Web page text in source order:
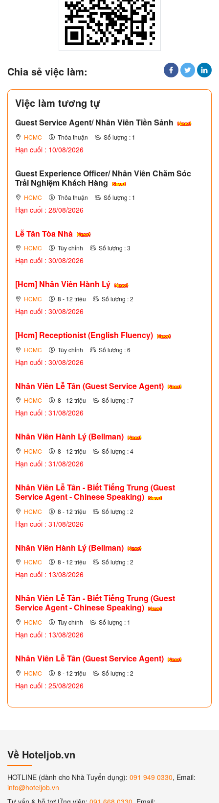
Chia sẻ việc làm:
Việc làm tương tự
Guest Service Agent/ Nhân Viên Tiền Sảnh
HCMC Thỏa thuận Số lượng : 1
Hạn cuối : 10/08/2026
Guest Experience Officer/ Nhân Viên Chăm Sóc
Trải Nghiệm Khách Hàng
HCMC Thỏa thuận Số lượng : 1
Hạn cuối : 28/08/2026
Lễ Tân Tòa Nhà
HCMC Tùy chỉnh Số lượng : 3
Hạn cuối : 30/08/2026
[Hcm] Nhân Viên Hành Lý
HCMC 8 - 12 triệu Số lượng : 2
Hạn cuối : 30/08/2026
[Hcm] Receptionist (English Fluency)
HCMC Tùy chỉnh Số lượng : 6
Hạn cuối : 30/08/2026
Nhân Viên Lễ Tân (Guest Service Agent)
HCMC 8 - 12 triệu Số lượng : 7
Hạn cuối : 31/08/2026
Nhân Viên Hành Lý (Bellman)
HCMC 8 - 12 triệu Số lượng : 4
Hạn cuối : 31/08/2026
Nhân Viên Lễ Tân - Biết Tiếng Trung (Guest
Service Agent - Chinese Speaking)
HCMC 8 - 12 triệu Số lượng : 2
Hạn cuối : 31/08/2026
Nhân Viên Hành Lý (Bellman)
HCMC 8 - 12 triệu Số lượng : 2
Hạn cuối : 13/08/2026
Nhân Viên Lễ Tân - Biết Tiếng Trung (Guest
Service Agent - Chinese Speaking)
HCMC Tùy chỉnh Số lượng : 1
Hạn cuối : 13/08/2026
Nhân Viên Lễ Tân (Guest Service Agent)
HCMC 8 - 12 triệu Số lượng : 2
Hạn cuối : 25/08/2026
Về Hoteljob.vn
HOTLINE (dành cho Nhà Tuyển dụng): 091 949 0330, Email:
info@hoteljob.vn